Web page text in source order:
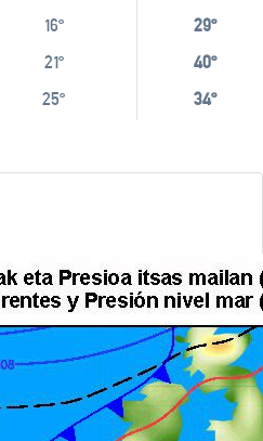
16º
29º
21º
40º
25º 34º